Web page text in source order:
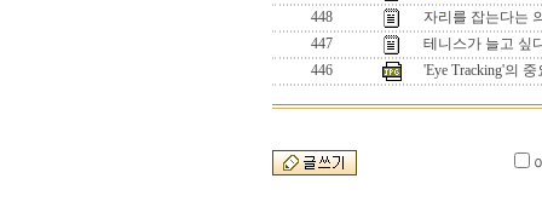
448
자리를 잡는다는
447
테니스가 늘고 싶
446
'Eye Tracking'의